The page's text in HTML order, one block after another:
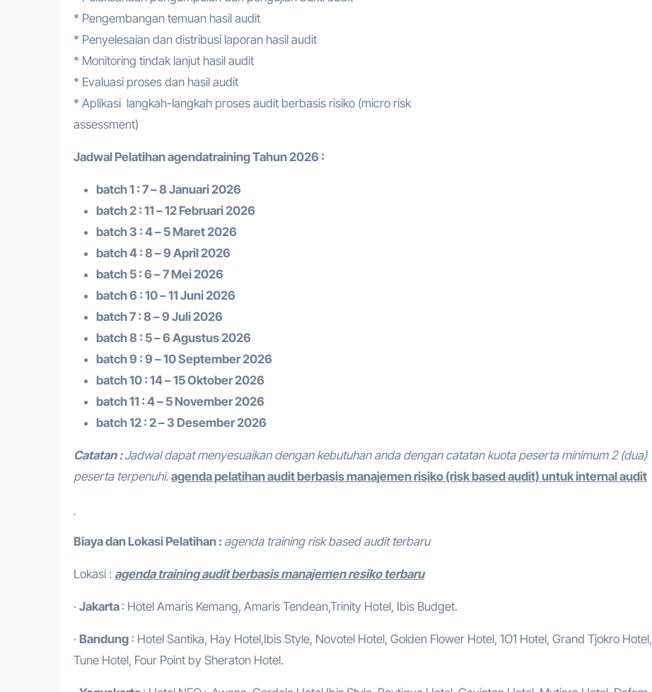
* Pengembangan temuan hasil audit
* Penyelesaian dan distribusi laporan hasil audit
* Monitoring tindak lanjut hasil audit
* Evaluasi proses dan hasil audit
* Aplikasi langkah-langkah proses audit berbasis risiko (micro risk
assessment)
Jadwal Pelatihan agendatrainingTahun 2026 :
batch 1 : 7 – 8 Januari 2026
batch 2 : 11 – 12 Februari 2026
batch 3 : 4 – 5 Maret 2026
batch 4 : 8 – 9 April 2026
batch 5 : 6 – 7 Mei 2026
batch 6 : 10 – 11 Juni 2026
batch 7 : 8 – 9 Juli 2026
batch 8 : 5 – 6 Agustus 2026
batch 9 : 9 – 10 September 2026
batch 10 : 14 – 15 Oktober 2026
batch 11 : 4 – 5 November 2026
batch 12 : 2 – 3 Desember 2026
Catatan :Jadwal dapat menyesuaikan dengan kebutuhan anda dengan catatan kuota peserta minimum 2 (dua)
peserta terpenuhi. agenda pelatihan audit berbasis manajemen risiko (risk based audit) untuk internal audit
Biaya dan Lokasi Pelatihan : agenda training risk based audit terbaru
Lokasi : agenda training audit berbasis manajemen resiko terbaru
· Jakarta : Hotel Amaris Kemang, Amaris Tendean,Trinity Hotel, Ibis Budget.
· Bandung : Hotel Santika, Hay Hotel,Ibis Style, Novotel Hotel, Golden Flower Hotel, 1O1 Hotel, Grand Tjokro Hotel,
Tune Hotel, Four Point by Sheraton Hotel.